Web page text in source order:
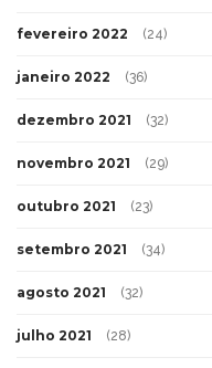
fevereiro 2022 (24)
janeiro 2022 (36)
dezembro 2021 (32)
novembro 2021 (29)
outubro 2021 (23)
setembro 2021 (34)
agosto 2021 (32)
julho 2021 (28)